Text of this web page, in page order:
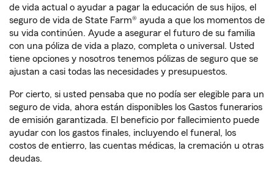
de vida actual o ayudar a pagar la educación de sus hijos, el
seguro de vida de State Farm® ayuda a que los momentos de
su vida continúen. Ayude a asegurar el futuro de su familia
con una póliza de vida a plazo, completa o universal. Usted
tiene opciones y nosotros tenemos pólizas de seguro que se
ajustan a casi todas las necesidades y presupuestos.
Por cierto, si usted pensaba que no podía ser elegible para un
seguro de vida, ahora están disponibles los Gastos funerarios
de emisión garantizada. El beneficio por fallecimiento puede
ayudar con los gastos finales, incluyendo el funeral, los
costos de entierro, las cuentas médicas, la cremación u otras
deudas.